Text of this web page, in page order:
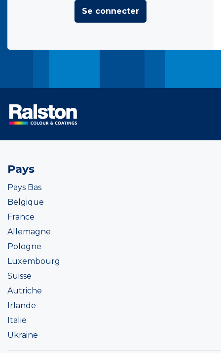
Se connecter
Pays
Pays Bas
Belgique
France
Allemagne
Pologne
Luxembourg
Suisse
Autriche
Irlande
Italie
Ukraine